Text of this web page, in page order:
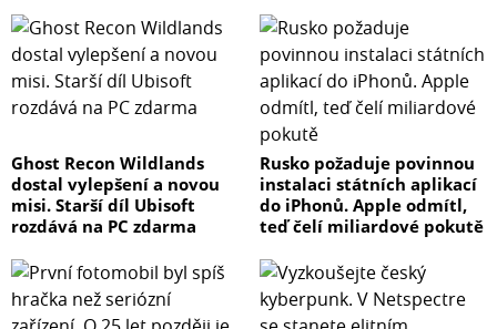
Ghost Recon Wildlands
dostal vylepšení a novou
misi. Starší díl Ubisoft
rozdává na PC zdarma
Rusko požaduje povinnou
instalaci státních aplikací
do iPhonů. Apple odmítl,
teď čelí miliardové pokutě